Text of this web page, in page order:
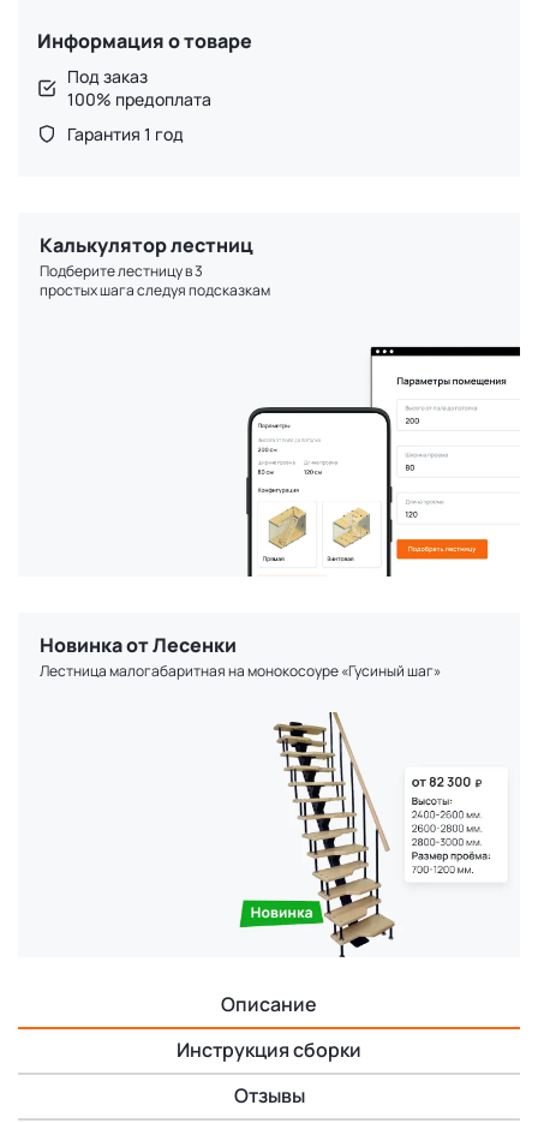
Информация о товаре
Под заказ
100% предоплата
Гарантия 1 год
Калькулятор лестниц
Подберите лестницу в 3
простых шага следуя подсказкам
Новинка от Лесенки
Лестница малогабаритная на монокосоуре «Гусиный шаг»
Описание
Инструкция сборки
Отзывы